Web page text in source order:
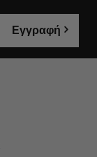
Εγγραφή